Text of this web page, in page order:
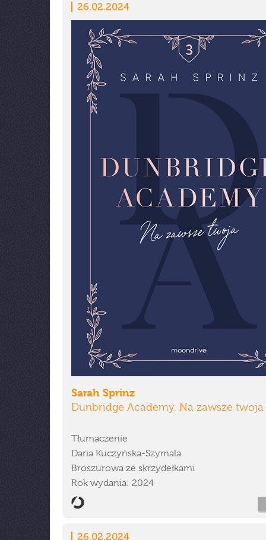
26.02.2024
Sarah Sprinz
Dunbridge Academy. Na zawsze twoja
Tłumaczenie
Daria Kuczyńska-Szymala
Broszurowa ze skrzydełkami
Rok wydania: 2024
26.02.2024